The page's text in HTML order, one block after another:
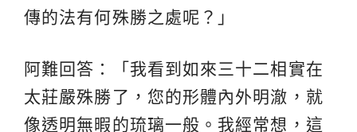
傳的法有何殊勝之處呢？」
阿難回答：「我看到如來三十二相實在
太莊嚴殊勝了，您的形體內外明澈，就
像透明無暇的琉璃一般。我經常想，這